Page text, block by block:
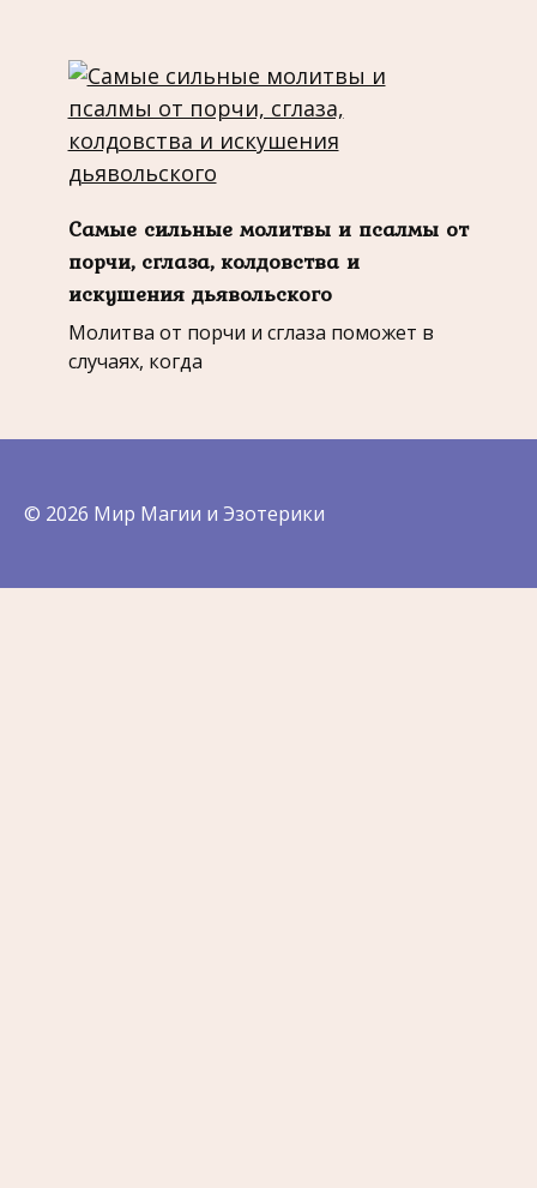
Самые сильные молитвы и псалмы от
порчи, сглаза, колдовства и
искушения дьявольского
Молитва от порчи и сглаза поможет в
случаях, когда
© 2026 Мир Магии и Эзотерики